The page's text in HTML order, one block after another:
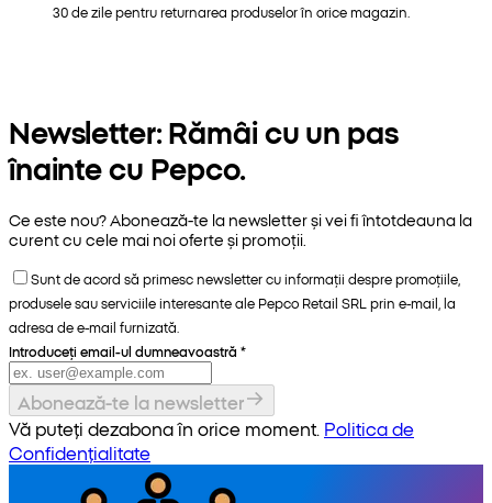
30 de zile pentru returnarea produselor în orice magazin.
Newsletter: Rămâi cu un pas
înainte cu Pepco.
Ce este nou? Abonează-te la newsletter și vei fi întotdeauna la
curent cu cele mai noi oferte și promoții.
Sunt de acord să primesc newsletter cu informații despre promoțiile,
produsele sau serviciile interesante ale Pepco Retail SRL prin e-mail, la
adresa de e-mail furnizată.
Introduceți email-ul dumneavoastră *
Abonează-te la newsletter
Vă puteți dezabona în orice moment. Politica de
Confidențialitate